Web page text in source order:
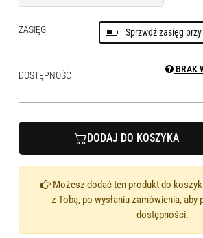
ZASIĘG Sprzwdź zasięg
DOSTĘPNOŚĆ
BRAK
DODAJ DO KOSZYKA
Możesz dodać ten produkt do
z Tobą, po wysłaniu zamówienia,
dostępności.